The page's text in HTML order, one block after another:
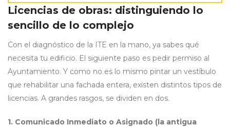
Licencias de obras: distinguiendo lo
sencillo de lo complejo
Con el diagnóstico de la ITE en la mano, ya sabes qué
necesita tu edificio. El siguiente paso es pedir permiso al
Ayuntamiento. Y como no es lo mismo pintar un vestíbulo
que rehabilitar una fachada entera, existen distintos tipos de
licencias. A grandes rasgos, se dividen en dos.
1. Comunicado Inmediato o Asignado (la antigua